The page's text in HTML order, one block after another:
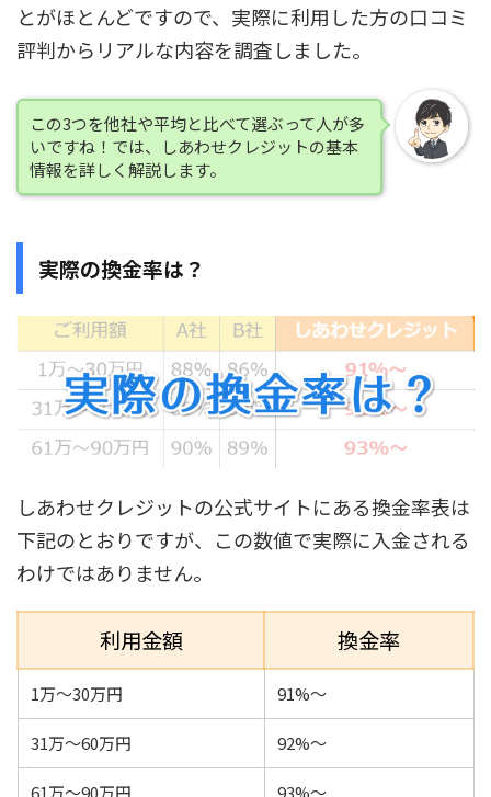
とがほとんどですので、 実際に利用した方の口コミ
評判からリアルな内容を調査しました。
この3つを他社や平均と比べて選ぶって人が多
いですね！では、しあわせクレジットの基本
情報を詳しく解説します。
実際の換金率は？
しあわせクレジットの公式サイトにある換金率表は
下記のとおりですが、この数値で実際に入金される
わけではありません。
利用金額 換金率
1万～30万円 91%～
31万～60万円 92%～
61万～90万円 93%～